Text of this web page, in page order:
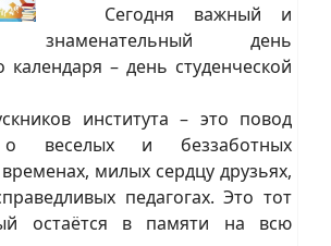
Сегодня важный и
знаменательный день
календаря – день студенческой
института – это повод
о веселых и беззаботных
временах, милых сердцу друзьях,
педагогах. Это тот
остаётся в памяти на всю